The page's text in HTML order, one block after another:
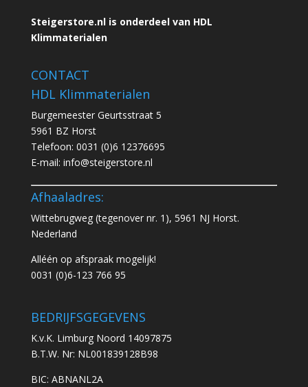
Steigerstore.nl is onderdeel van HDL
Klimmaterialen
CONTACT
HDL Klimmaterialen
Burgemeester Geurtsstraat 5
5961 BZ Horst
Telefoon: 0031 (0)6 12376695
E-mail: info@steigerstore.nl
Afhaaladres:
Wittebrugweg (tegenover nr. 1), 5961 NJ Horst.
Nederland
Alléén op afspraak mogelijk!
0031 (0)6-123 766 95
BEDRIJFSGEGEVENS
K.v.K. Limburg Noord 14097875
B.T.W. Nr: NL001839128B98
BIC: ABNANL2A